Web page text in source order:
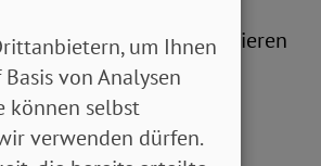
Oftmals resultieren
wurden. Davon
zusätzliche
um Ihnen
von Analysen
können selbst
verwenden dürfen.